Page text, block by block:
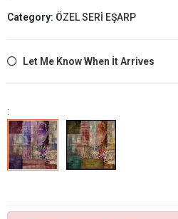
Category: ÖZEL SERİ EŞARP
Let Me Know When İt Arrives
: